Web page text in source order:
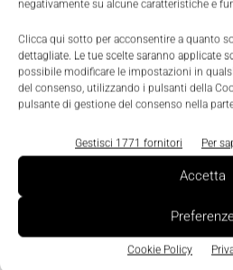
negativamente su alcune caratteristiche e
Clicca qui sotto per acconsentire a quanto
dettagliate. Le tue scelte saranno applicate
possibile modificare le impostazioni in
del consenso, utilizzando i pulsanti della
pulsante di gestione del consenso nella
Gestisci 1771 fornitori Per
Accetta
Cookie Policy